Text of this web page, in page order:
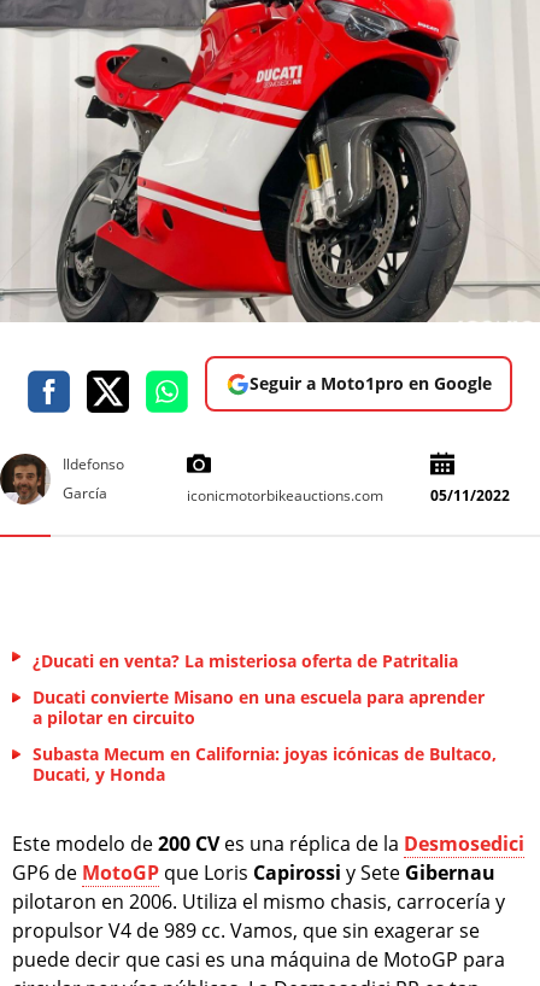
Seguir a Moto1pro en Google
Ildefonso
García
iconicmotorbikeauctions.com 05/11/2022
¿Ducati en venta? La misteriosa oferta de Patritalia
Ducati convierte Misano en una escuela para aprender
a pilotar en circuito
Subasta Mecum en California: joyas icónicas de Bultaco,
Ducati, y Honda
Este modelo de200 CVes una réplica de la Desmosedici
GP6 de MotoGP que Loris Capirossi y Sete Gibernau
pilotaron en 2006. Utiliza el mismo chasis, carrocería y
propulsor V4 de 989 cc. Vamos, que sin exagerar se
puede decir que casi es una máquina de MotoGP para